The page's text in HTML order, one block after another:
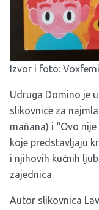
Izvor i foto:
Udruga Domino je
slikovnice za
mañana) i “Ovo
koje predstavljaju
i njihovih kućnih
zajednica.
Autor slikovnica